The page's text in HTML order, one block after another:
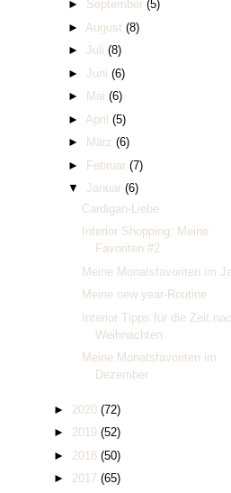
► September (5)
► August (8)
► Juli (8)
► Juni (6)
►
Mai (6)
► April (5)
►
März (6)
►
Februar (7)
▼ Januar (6)
Cardigan-Liebe
Interior Shopping: Meine
Favoriten #2
Meine Monatsfavoriten im
Meine new year-Routine
Interior Tipps für die Zeit
Weihnachten
Meine Monatsfavoriten im
Dezember
► 2020 (72)
► 2019 (52)
► 2018 (50)
► 2017 (65)